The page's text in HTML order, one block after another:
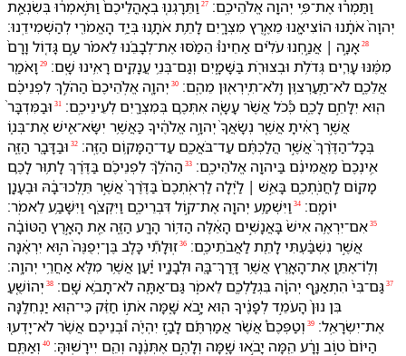
וַ⁠תַּמְר֕וּ אֶת־פִּ֥י יְהוָ֖ה אֱלֹהֵי⁠כֶֽם׃ 27 וַ⁠תֵּרָגְנ֤וּ בְ⁠אָהֳלֵי⁠כֶם֙ וַ⁠תֹּ֣אמְר֔וּ בְּ⁠שִׂנְאַ֤ת
יְהוָה֙ אֹתָ֔⁠נוּ הוֹצִיאָ֖⁠נוּ מֵ⁠אֶ֣רֶץ מִצְרָ֑יִם לָ⁠תֵ֥ת אֹתָ֛⁠נוּ בְּ⁠יַ֥ד הָ⁠אֱמֹרִ֖י לְ⁠הַשְׁמִידֵֽ⁠נוּ׃
28 אָנָ֣ה ׀ אֲנַ֣חְנוּ עֹלִ֗ים אַחֵי⁠נוּ֩ הֵמַ֨סּוּ אֶת־לְבָבֵ֜⁠נוּ לֵ⁠אמֹ֗ר עַ֣ם גָּד֤וֹל וָ⁠רָם֙
מִמֶּ֔⁠נּוּ עָרִ֛ים גְּדֹלֹ֥ת וּ⁠בְצוּרֹ֖ת בַּ⁠שָּׁמָ֑יִם וְ⁠גַם־בְּנֵ֥י עֲנָקִ֖ים רָאִ֥ינוּ שָֽׁם׃ 29 וָ⁠אֹמַ֖ר
אֲלֵ⁠כֶ֑ם לֹא־תַֽעַרְצ֥וּ⁠ן וְֽ⁠לֹא־תִֽירְא֖וּ⁠ן מֵ⁠הֶֽם׃ 30 יְהוָ֤ה אֱלֹֽהֵי⁠כֶם֙ הַ⁠הֹלֵ֣ךְ לִ⁠פְנֵי⁠כֶ֔ם
ה֖וּא יִלָּחֵ֣ם לָ⁠כֶ֑ם כְּ֠⁠כֹל אֲשֶׁ֨ר עָשָׂ֧ה אִתְּ⁠כֶ֛ם בְּ⁠מִצְרַ֖יִם לְ⁠עֵינֵי⁠כֶֽם׃
31 וּ⁠בַ⁠מִּדְבָּר֙
אֲשֶׁ֣ר רָאִ֔יתָ אֲשֶׁ֤ר נְשָׂאֲ⁠ךָ֙ יְהוָ֣ה אֱלֹהֶ֔י⁠ךָ כַּ⁠אֲשֶׁ֥ר יִשָּׂא־אִ֖ישׁ אֶת־בְּנ֑⁠וֹ
בְּ⁠כָל־הַ⁠דֶּ֨רֶךְ֙ אֲשֶׁ֣ר הֲלַכְתֶּ֔ם עַד־בֹּאֲ⁠כֶ֖ם עַד־הַ⁠מָּק֥וֹם הַ⁠זֶּֽה׃ 32 וּ⁠בַ⁠דָּבָ֖ר הַ⁠זֶּ֑ה
אֵֽינְ⁠כֶם֙ מַאֲמִינִ֔ם בַּ⁠יהוָ֖ה אֱלֹהֵי⁠כֶֽם׃ 33 הַ⁠הֹלֵ֨ךְ לִ⁠פְנֵי⁠כֶ֜ם בַּ⁠דֶּ֗רֶךְ לָ⁠ת֥וּר לָ⁠כֶ֛ם
מָק֖וֹם לַֽ⁠חֲנֹֽתְ⁠כֶ֑ם בָּ⁠אֵ֣שׁ ׀ לַ֗יְלָה לַ⁠רְאֹֽתְ⁠כֶם֙ בַּ⁠דֶּ֨רֶךְ֙ אֲשֶׁ֣ר תֵּֽלְכוּ־בָ֔⁠הּ וּ⁠בֶ⁠עָנָ֖ן
יוֹמָֽם׃ 34 וַ⁠יִּשְׁמַ֥ע יְהוָ֖ה אֶת־ק֣וֹל דִּבְרֵי⁠כֶ֑ם וַ⁠יִּקְצֹ֖ף וַ⁠יִּשָּׁבַ֥ע לֵ⁠אמֹֽר׃
35 אִם־יִרְאֶ֥ה אִישׁ֙ בָּ⁠אֲנָשִׁ֣ים הָ⁠אֵ֔לֶּה הַ⁠דּ֥וֹר הָ⁠רָ֖ע הַ⁠זֶּ֑ה אֵ֚ת הָ⁠אָ֣רֶץ הַ⁠טּוֹבָ֔ה
אֲשֶׁ֣ר נִשְׁבַּ֔עְתִּי לָ⁠תֵ֖ת לַ⁠אֲבֹתֵי⁠כֶֽם׃ 36 זֽוּלָתִ֞י כָּלֵ֤ב בֶּן־יְפֻנֶּה֙ ה֣וּא יִרְאֶ֔⁠נָּה
וְ⁠לֽ⁠וֹ־אֶתֵּ֧ן אֶת־הָ⁠אָ֛רֶץ אֲשֶׁ֥ר דָּֽרַךְ־בָּ֖⁠הּ וּ⁠לְ⁠בָנָ֑י⁠ו יַ֕עַן אֲשֶׁ֥ר מִלֵּ֖א אַחֲרֵ֥י יְהוָֽה׃
37 גַּם־בִּ⁠י֙ הִתְאַנַּ֣ף יְהוָ֔ה בִּ⁠גְלַלְ⁠כֶ֖ם לֵ⁠אמֹ֑ר גַּם־אַתָּ֖ה לֹא־תָבֹ֥א שָֽׁם׃ 38 יְהוֹשֻׁ֤עַ
בִּן נוּן֙ הָ⁠עֹמֵ֣ד לְ⁠פָנֶ֔י⁠ךָ ה֖וּא יָ֣בֹא שָׁ֑מָּ⁠ה אֹת֣⁠וֹ חַזֵּ֔ק כִּי־ה֖וּא יַנְחִלֶ֥⁠נָּה
אֶת־יִשְׂרָאֵֽל׃ 39 וְ⁠טַפְּ⁠כֶם֩ אֲשֶׁ֨ר אֲמַרְתֶּ֜ם לָ⁠בַ֣ז יִהְיֶ֗ה וּ֠⁠בְנֵי⁠כֶם אֲשֶׁ֨ר לֹא־יָדְע֤וּ
הַ⁠יּוֹם֙ ט֣וֹב וָ⁠רָ֔ע הֵ֖מָּה יָבֹ֣אוּ שָׁ֑מָּ⁠ה וְ⁠לָ⁠הֶ֣ם אֶתְּנֶ֔⁠נָּה וְ⁠הֵ֖ם יִירָשֽׁוּ⁠הָּ׃ 40 וְ⁠אַתֶּ֖ם